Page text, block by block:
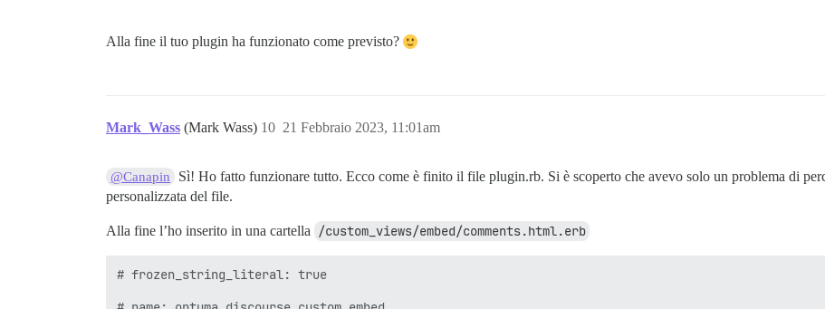
Alla fine il tuo plugin ha funzionato come previsto?
Mark_Wass (Mark Wass) 21 Febbraio 2023, 11:01am
10
@Canapin
Sì! Ho fatto funzionare tutto. Ecco come è finito il file plugin.rb. Si è scoperto che avevo solo un problema di
personalizzata del file.
Alla fine l’ho inserito in una cartella /custom_views/embed/comments.html.erb
# frozen_string_literal: true